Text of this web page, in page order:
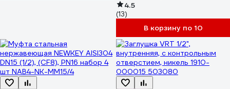
00396
4.5
(13)
В корзину по 10